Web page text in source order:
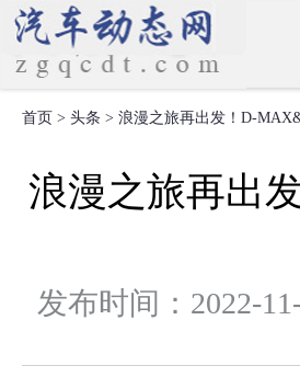
首页 > 头条 > 浪漫之旅再出发！D-
浪漫之旅再出
发布时间：2022-